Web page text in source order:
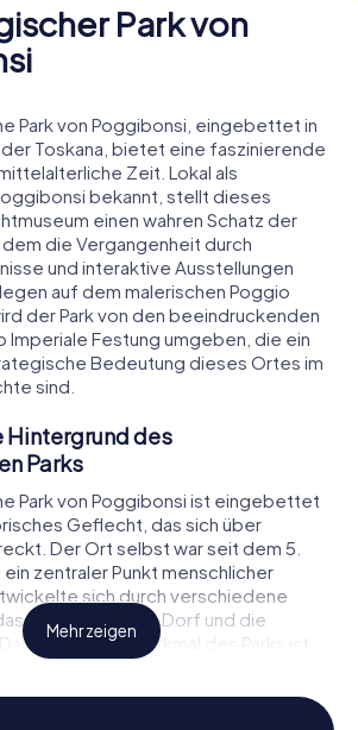
Park von
Park von Poggibonsi, eingebettet in
Toskana, bietet eine faszinierende
Zeit. Lokal als
bekannt, stellt dieses
einen wahren Schatz der
die Vergangenheit durch
und interaktive Ausstellungen
auf dem malerischen Poggio
der Park von den beeindruckenden
Imperiale Festung umgeben, die ein
Bedeutung dieses Ortes im
sind.
Hintergrund des
Parks
Park von Poggibonsi ist eingebettet
Geflecht, das sich über
Der Ort selbst war seit dem 5.
ein zentraler Punkt menschlicher
sich durch verschiedene
langobardische Dorf und die
auffälligste Merkmal des Parks ist
das frühe Mittelalter, eine oft
Ausgrabungen gibt der Park
Mehr zeigen